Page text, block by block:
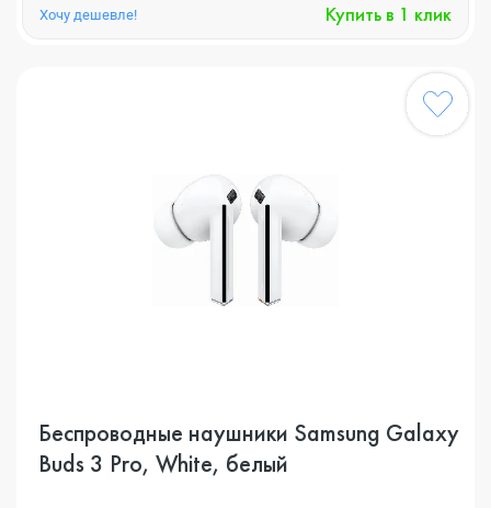
Хочу дешевле! Купить в 1 клик
Беспроводные наушники Samsung Galaxy
Buds 3 Pro, White, белый